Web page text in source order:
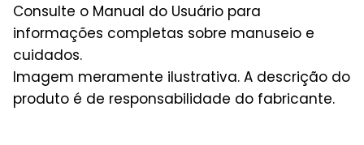
Consulte o Manual do Usuário para
informações completas sobre manuseio e
cuidados.
Imagem meramente ilustrativa. A descrição do
produto é de responsabilidade do fabricante.